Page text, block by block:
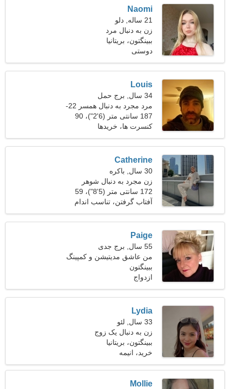
Naomi
21 ساله, دلو
زن به دنبال مرد
ببینگتون، بریتانیا
دوستی
Louis
34 سال, برج حمل
مرد مجرد به دنبال همسر 22-
32
187 سانتی متر (6'2")، 90
کیلوگرم (198 پوند)
کنسرت ها، خریدها
Catherine
30 سال, باکره
زن مجرد به دنبال شوهر
172 سانتی متر (5'8")، 59
کیلوگرم (130 پوند)
آفتاب گرفتن، تناسب اندام
Paige
55 سال, برج جدی
من عاشق مدیتیشن و کمپینگ
هستم
ببینگتون
ازدواج
Lydia
33 سال, لئو
زن به دنبال یک زوج
ببینگتون، بریتانیا
خرید، انیمه
Mollie